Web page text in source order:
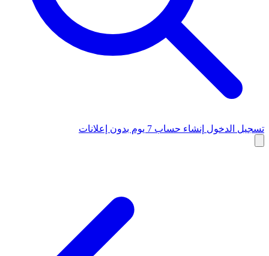
تسجيل الدخول إنشاء حساب 7 يوم بدون إعلانات